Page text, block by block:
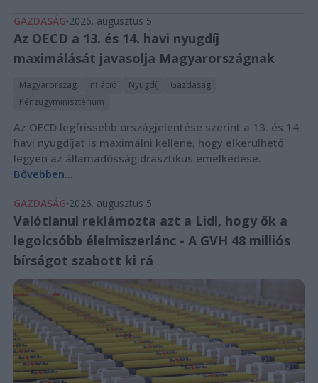
GAZDASÁG 2026. augusztus 5.
Az OECD a 13. és 14. havi nyugdíj
maximálását javasolja Magyarországnak
Magyarország Infláció Nyugdíj
Gazdaság
Pénzügyminisztérium
Az OECD legfrissebb országjelentése szerint a 13. és 14.
havi nyugdíjat is maximálni kellene, hogy elkerülhető
legyen az államadósság drasztikus emelkedése.
Bővebben...
GAZDASÁG 2026. augusztus 5.
Valótlanul reklámozta azt a Lidl, hogy ők a
legolcsóbb élelmiszerlánc - A GVH 48 milliós
bírságot szabott ki rá